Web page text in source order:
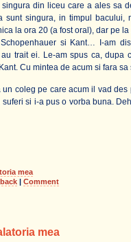
din liceu care a ales sa
sunt singura, in timpul
la ora 20 (a fost oral), dar pe
si Kant… I-am
trait ei. Le-am spus ca, dupa
Cu mintea de acum si fara
un coleg pe care acum il vad
suferi si i-a pus o vorba buna.
mea
| Comment
mea